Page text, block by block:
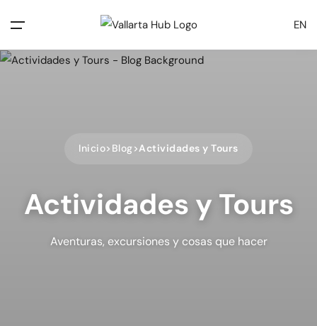
EN
Inicio Blog Actividades y Tours
Actividades y Tours
Aventuras, excursiones y cosas que hacer